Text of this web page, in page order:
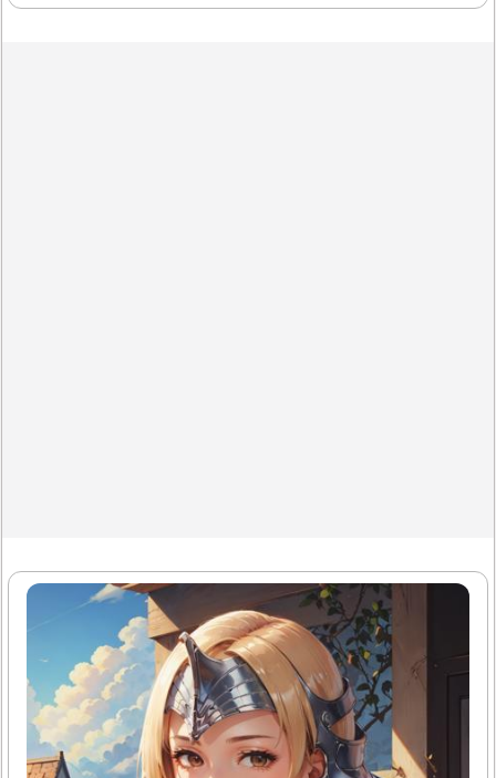
때는 건강검진을 통해 정확한 상태를 확인하는 것이 중요해